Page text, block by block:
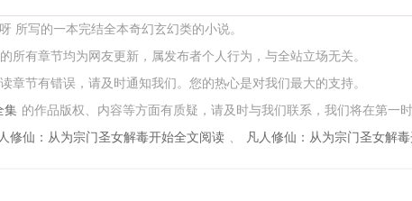
所写的一本完结全本奇幻玄幻类的小说。
的所有章节均为网友更新，属发布者个人行为，与全站立场无关。
章节有错误，请及时通知我们。您的热心是对我们最大的支持。
集 的作品版权、内容等方面有质疑，请及时与我们联系，我们将在第一
修仙：从为宗门圣女解毒开始全文阅读 、 凡人修仙：从为宗门圣女解